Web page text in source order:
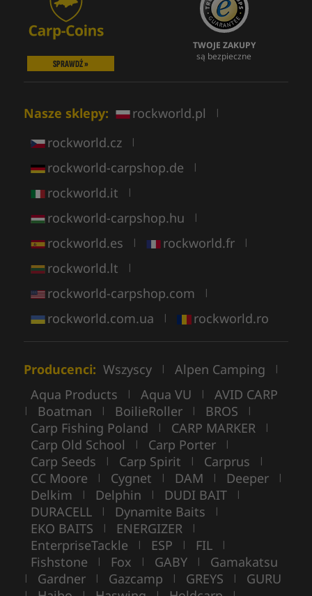
SPRAWDŹ »
TWOJE ZAKUPY
są bezpieczne
Nasze sklepy: rockworld.pl |
rockworld.cz |
rockworld-carpshop.de |
rockworld.it |
rockworld-carpshop.hu |
rockworld.es | rockworld.fr |
rockworld.lt |
rockworld-carpshop.com |
rockworld.com.ua | rockworld.ro
Producenci: Wszyscy | Alpen Camping |
Aqua Products | Aqua VU | AVID CARP
| Boatman | BoilieRoller | BROS |
Carp Fishing Poland | CARP MARKER |
Carp Old School | Carp Porter |
Carp Seeds | Carp Spirit | Carprus |
CC Moore | Cygnet | DAM | Deeper |
Delkim | Delphin | DUDI BAIT |
DURACELL | Dynamite Baits |
EKO BAITS | ENERGIZER |
EnterpriseTackle | ESP | FIL |
Fishstone | Fox | GABY | Gamakatsu
| Gardner | Gazcamp | GREYS | GURU